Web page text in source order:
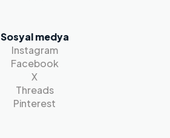
Sosyal medya
Instagram
Facebook
X
Threads
Pinterest